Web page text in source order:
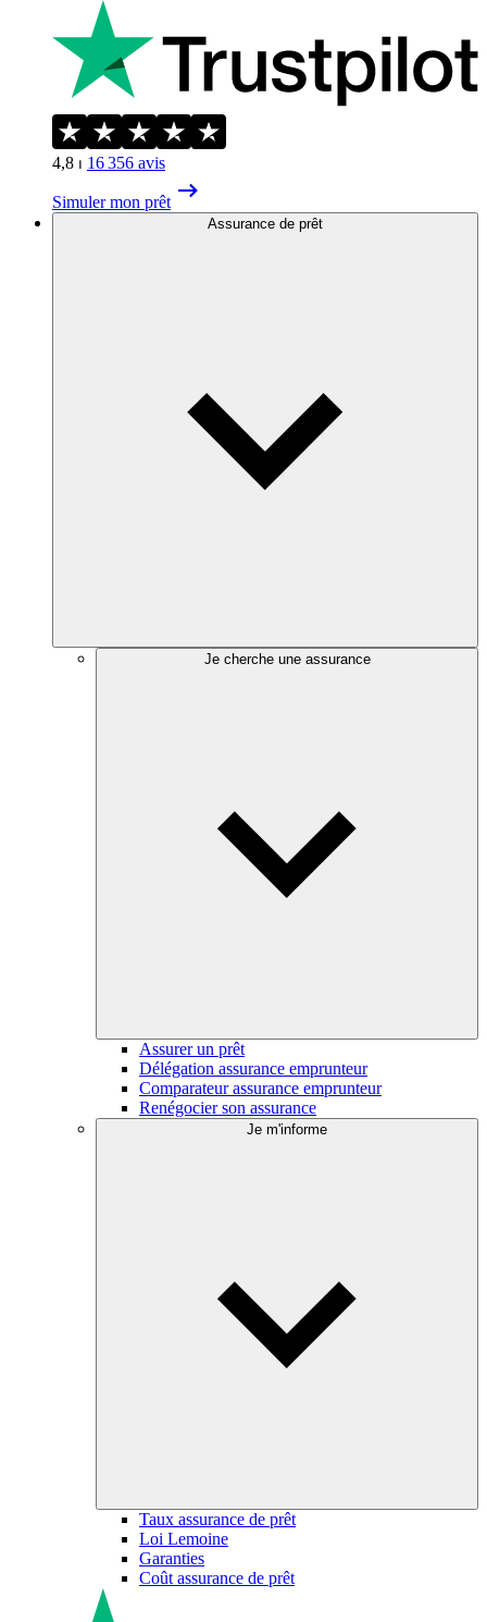
4,8 ⏐ 16 356 avis
Simuler mon prêt
Assurance de prêt
Je cherche une assurance
Assurer un prêt
Délégation assurance emprunteur
Comparateur assurance emprunteur
Renégocier son assurance
Je m'informe
Taux assurance de prêt
Loi Lemoine
Garanties
Coût assurance de prêt